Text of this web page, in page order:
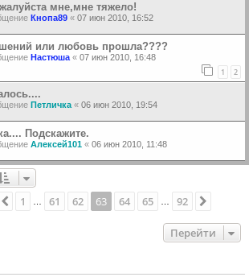
мне,мне тяжело!
Кнопа89 « 07 июн 2010, 16:52
или любовь прошла????
Настюша « 07 июн 2010, 16:48
1 2
Петличка « 06 июн 2010, 19:54
Подскажите.
Алексей101 « 06 июн 2010, 11:48
63из 92
Пред.
1 61 62 63 64 65 92
Перейти